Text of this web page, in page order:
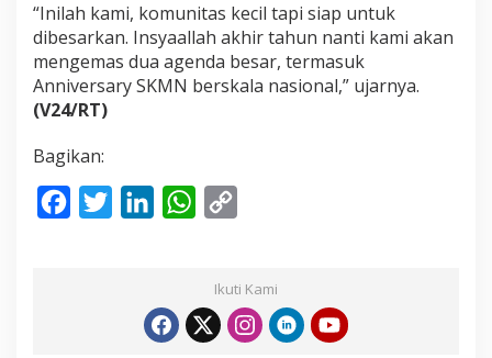
“Inilah kami, komunitas kecil tapi siap untuk
dibesarkan. Insyaallah akhir tahun nanti kami akan
mengemas dua agenda besar, termasuk
Anniversary SKMN berskala nasional,” ujarnya.
(V24/RT)
Bagikan:
k
e
W
t
s
y
L
Ikuti Kami